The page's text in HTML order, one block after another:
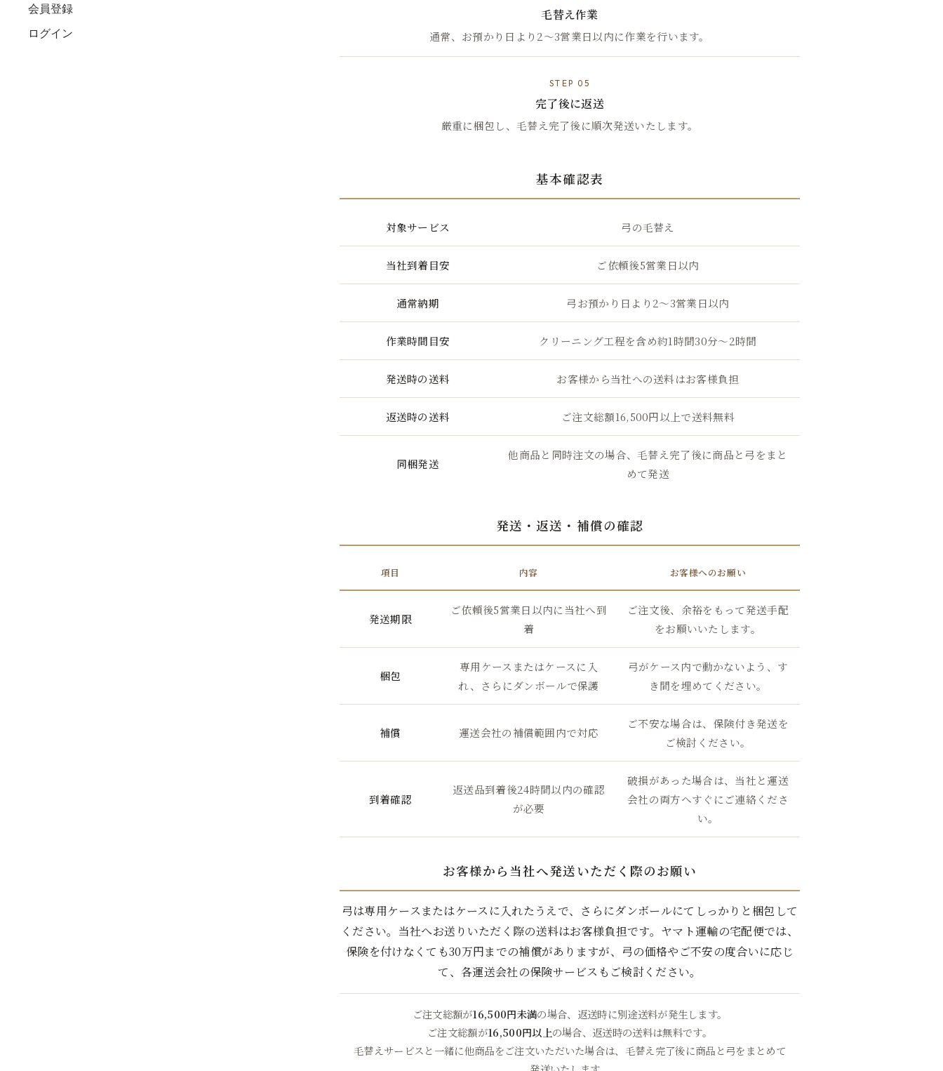
会員登録
ログイン
毛替え作業
通常、お預かり日より2〜3営業日以内に作業を行います。
STEP 05
完了後に返送
厳重に梱包し、毛替え完了後に順次発送いたします。
基本確認表
対象サービス 弓の毛替え
当社到着目安 ご依頼後5営業日以内
通常納期 弓お預かり日より2〜3営業日以内
作業時間目安 クリーニング工程を含め約1時間30分〜2時間
発送時の送料 お客様から当社への送料はお客様負担
返送時の送料 ご注文総額16,500円以上で送料無料
同梱発送
他商品と同時注文の場合、毛替え完了後に商品と弓をまと
めて発送
発送・返送・補償の確認
項目 内容 お客様へのお願い
発送期限
ご依頼後5営業日以内に当社へ到
着
ご注文後、余裕をもって発送手配
をお願いいたします。
梱包
専用ケースまたはケースに入
れ、さらにダンボールで保護
弓がケース内で動かないよう、す
き間を埋めてください。
補償 運送会社の補償範囲内で対応
ご不安な場合は、保険付き発送を
ご検討ください。
到着確認
返送品到着後24時間以内の確認
が必要
破損があった場合は、当社と運送
会社の両方へすぐにご連絡くださ
い。
お客様から当社へ発送いただく際のお願い
弓は専用ケースまたはケースに入れたうえで、さらにダンボールにてしっかりと梱包して
ください。当社へお送りいただく際の送料はお客様負担です。ヤマト運輸の宅配便では、
保険を付けなくても30万円までの補償がありますが、弓の価格やご不安の度合いに応じ
て、各運送会社の保険サービスもご検討ください。
ご注文総額が16,500円未満の場合、返送時に別途送料が発生します。
ご注文総額が16,500円以上の場合、返送時の送料は無料です。
毛替えサービスと一緒に他商品をご注文いただいた場合は、毛替え完了後に商品と弓をまとめて